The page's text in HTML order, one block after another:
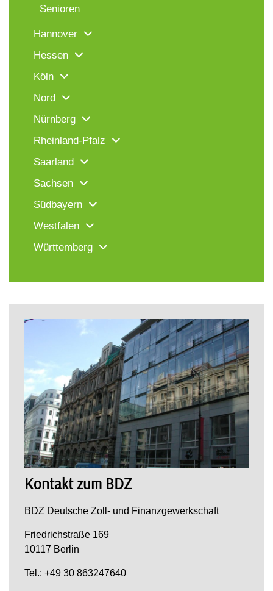
Senioren
Hannover
Hessen
Köln
Nord
Nürnberg
Rheinland-Pfalz
Saarland
Sachsen
Südbayern
Westfalen
Württemberg
Kontakt zum BDZ
BDZ Deutsche Zoll- und Finanzgewerkschaft
Friedrichstraße 169
10117 Berlin
Tel.: +49 30 863247640